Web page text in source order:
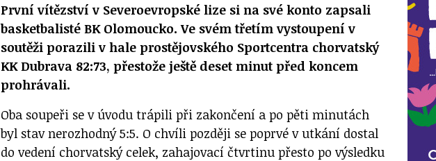
První vítězství v Severoevropské lize si na své konto zapsali
basketbalisté BK Olomoucko. Ve svém třetím vystoupení v
soutěži porazili v hale prostějovského Sportcentra chorvatský
KK Dubrava 82:73, přestože ještě deset minut před koncem
prohrávali.
Oba soupeři se v úvodu trápili při zakončení a po pěti minutách
byl stav nerozhodný 5:5. O chvíli později se poprvé v utkání dostal
do vedení chorvatský celek, zahajovací čtvrtinu přesto po výsledku